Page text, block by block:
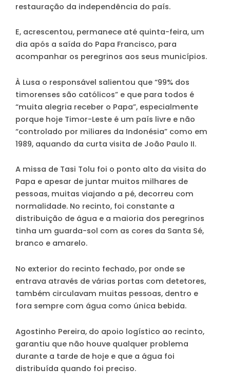
restauração da independência do país.
E, acrescentou, permanece até quinta-feira, um
dia após a saída do Papa Francisco, para
acompanhar os peregrinos aos seus municípios.
À Lusa o responsável salientou que “99% dos
timorenses são católicos” e que para todos é
“muita alegria receber o Papa”, especialmente
porque hoje Timor-Leste é um país livre e não
“controlado por miliares da Indonésia” como em
1989, aquando da curta visita de João Paulo II.
A missa de Tasi Tolu foi o ponto alto da visita do
Papa e apesar de juntar muitos milhares de
pessoas, muitas viajando a pé, decorreu com
normalidade. No recinto, foi constante a
distribuição de água e a maioria dos peregrinos
tinha um guarda-sol com as cores da Santa Sé,
branco e amarelo.
No exterior do recinto fechado, por onde se
entrava através de várias portas com detetores,
também circulavam muitas pessoas, dentro e
fora sempre com água como única bebida.
Agostinho Pereira, do apoio logístico ao recinto,
garantiu que não houve qualquer problema
durante a tarde de hoje e que a água foi
distribuída quando foi preciso.